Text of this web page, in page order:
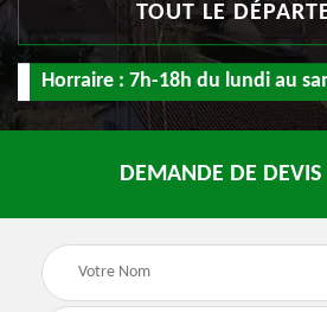
TOUT LE
Horraire : 7h-18h du lundi au
DEMANDE DE DEVIS